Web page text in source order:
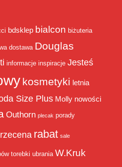
bdsklep bialcon biżuteria
dostawa Douglas
informacje inspiracje Jesteś
kosmetyki letnia
Size Plus Molly nowości
Outhorn plecak porady
rabat sale
torebki ubrania W.Kruk